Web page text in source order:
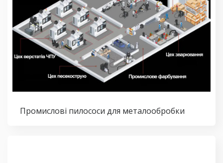
Промислові пилососи для металообробки